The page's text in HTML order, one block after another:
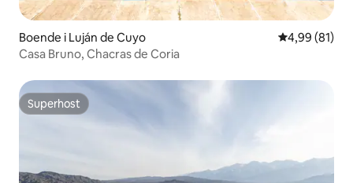
Boende i Luján de Cuyo 4,99 av 5 i
4,99 (81)
Casa Bruno, Chacras de Coria
Superhost
Superhost